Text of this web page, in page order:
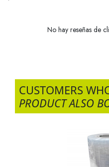
No hay reseñas de
CUSTOMERS
PRODUCT ALSO